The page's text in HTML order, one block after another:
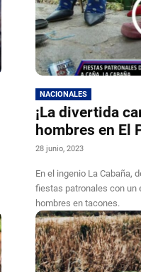
NACIONALES
¡La divertida
hombres en El
28 junio, 2023
En el ingenio La Cabaña,
fiestas patronales con un
hombres en tacones.